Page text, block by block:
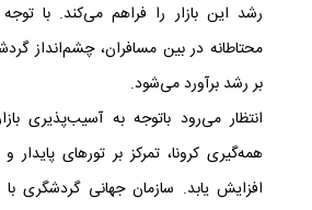
رشد این بازار را فراهم می‌کند. با
محتاطانه در بین مسافران، چشم‌انداز
بر رشد برآورد می‌شود.
انتظار می‌رود باتوجه به آسیب‌پذیری
همه‌گیری کرونا، تمرکز بر تورهای
افزایش یابد. سازمان جهانی گردشگری